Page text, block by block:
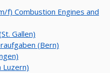
f) Combustion Engines and
Gallen)
(Bern)
Luzern)